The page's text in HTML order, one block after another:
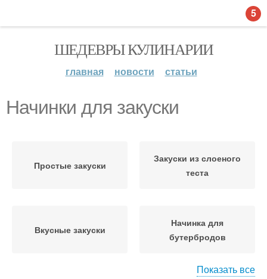
ШЕДЕВРЫ КУЛИНАРИИ
главная новости статьи
Начинки для закуски
Простые закуски
Закуски из слоеного
теста
Вкусные закуски
Начинка для
бутербродов
Показать все
5